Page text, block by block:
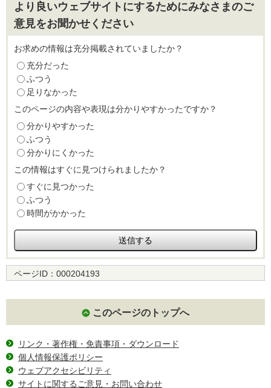
より良いウェブサイトにするためにみなさまのご
意見をお聞かせください
お求めの情報は充分掲載されていましたか？
充分だった
ふつう
足りなかった
このページの内容や表現は分かりやすかったですか？
分かりやすかった
ふつう
分かりにくかった
この情報はすぐに見つけられましたか？
すぐに見つかった
ふつう
時間がかかった
ページID： 000204193
このページのトップへ
リンク・著作権・免責事項・ダウンロード
個人情報保護ポリシー
ウェブアクセシビリティ
サイトに関するご意見・お問い合わせ